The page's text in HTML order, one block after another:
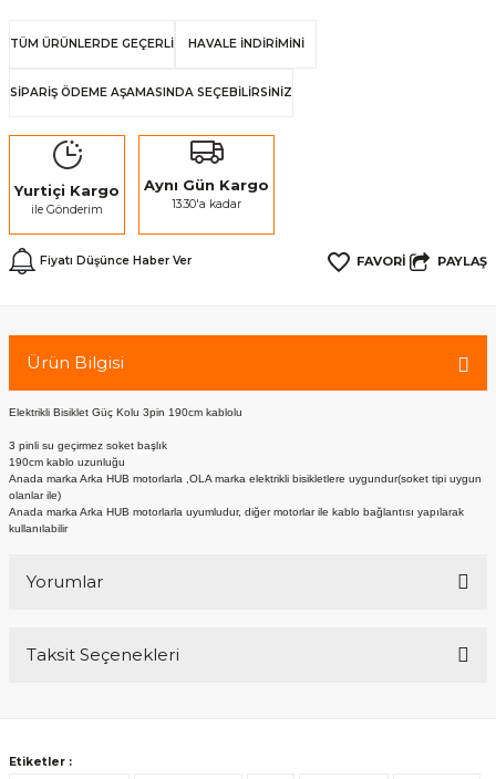
TÜM ÜRÜNLERDE GEÇERLİ HAVALE İNDİRİMİNİ
SİPARİŞ ÖDEME AŞAMASINDA SEÇEBİLİRSİNİZ
Yurtiçi Kargo
ile Gönderim
Aynı Gün Kargo
13:30'a kadar
Fiyatı Düşünce Haber Ver PAYLAŞ
Ürün Bilgisi
Elektrikli Bisiklet Güç Kolu 3pin 190cm kablolu
3 pinli su geçirmez soket başlık
190cm kablo uzunluğu
Anada marka Arka HUB motorlarla ,OLA marka elektrikli bisikletlere uygundur(soket tipi uygun
olanlar ile)
Anada marka Arka HUB motorlarla uyumludur, diğer motorlar ile kablo bağlantısı yapılarak
kullanılabilir
Yorumlar
Taksit Seçenekleri
Etiketler :